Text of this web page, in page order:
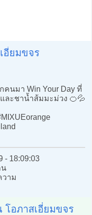
อี่ยมขจร
นมา Win Your Day ที่
ละชาน้ำส้มมะม่วง 🍊💦
- 18:09:03
น
วาม
โอภาสเอี่ยมขจร